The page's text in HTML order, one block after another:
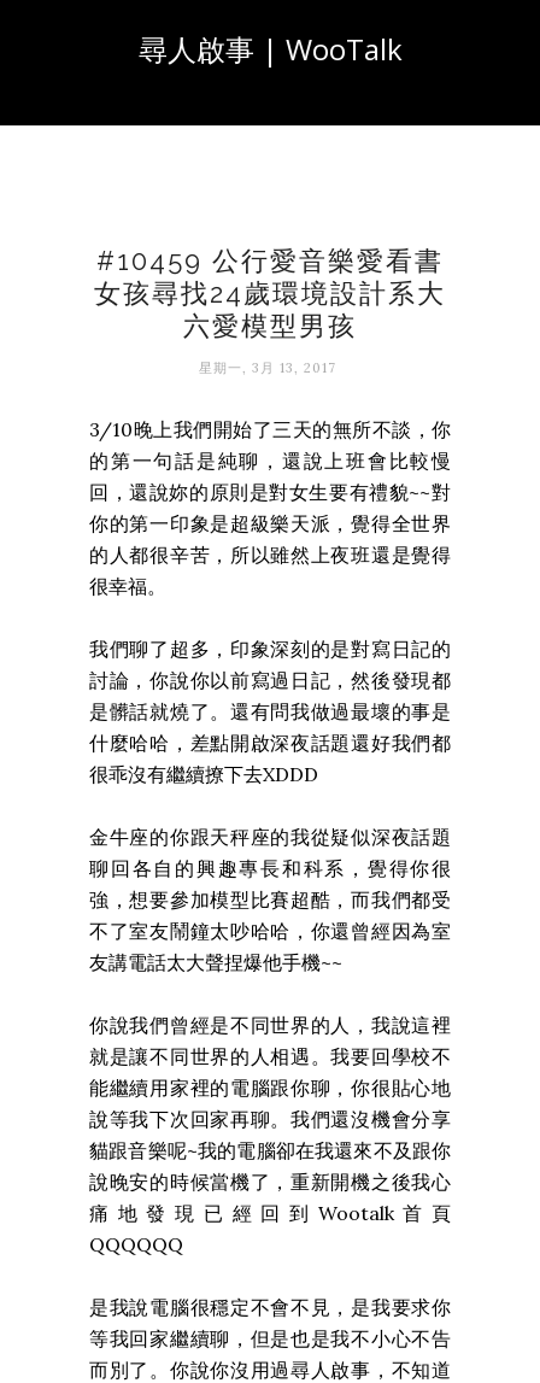
尋人啟事 | WooTalk
#10459 公行愛音樂愛看書
女孩尋找24歲環境設計系大
六愛模型男孩
星期一, 3月 13, 2017
3/10晚上我們開始了三天的無所不談，你
的第一句話是純聊，還說上班會比較慢
回，還說妳的原則是對女生要有禮貌~~對
你的第一印象是超級樂天派，覺得全世界
的人都很辛苦，所以雖然上夜班還是覺得
很幸福。
我們聊了超多，印象深刻的是對寫日記的
討論，你說你以前寫過日記，然後發現都
是髒話就燒了。還有問我做過最壞的事是
什麼哈哈，差點開啟深夜話題還好我們都
很乖沒有繼續撩下去XDDD
金牛座的你跟天秤座的我從疑似深夜話題
聊回各自的興趣專長和科系，覺得你很
強，想要參加模型比賽超酷，而我們都受
不了室友鬧鐘太吵哈哈，你還曾經因為室
友講電話太大聲捏爆他手機~~
你說我們曾經是不同世界的人，我說這裡
就是讓不同世界的人相遇。我要回學校不
能繼續用家裡的電腦跟你聊，你很貼心地
說等我下次回家再聊。我們還沒機會分享
貓跟音樂呢~我的電腦卻在我還來不及跟你
說晚安的時候當機了，重新開機之後我心
痛地發現已經回到Wootalk首頁
QQQQQQ
是我說電腦很穩定不會不見，是我要求你
等我回家繼續聊，但是也是我不小心不告
而別了。你說你沒用過尋人啟事，不知道